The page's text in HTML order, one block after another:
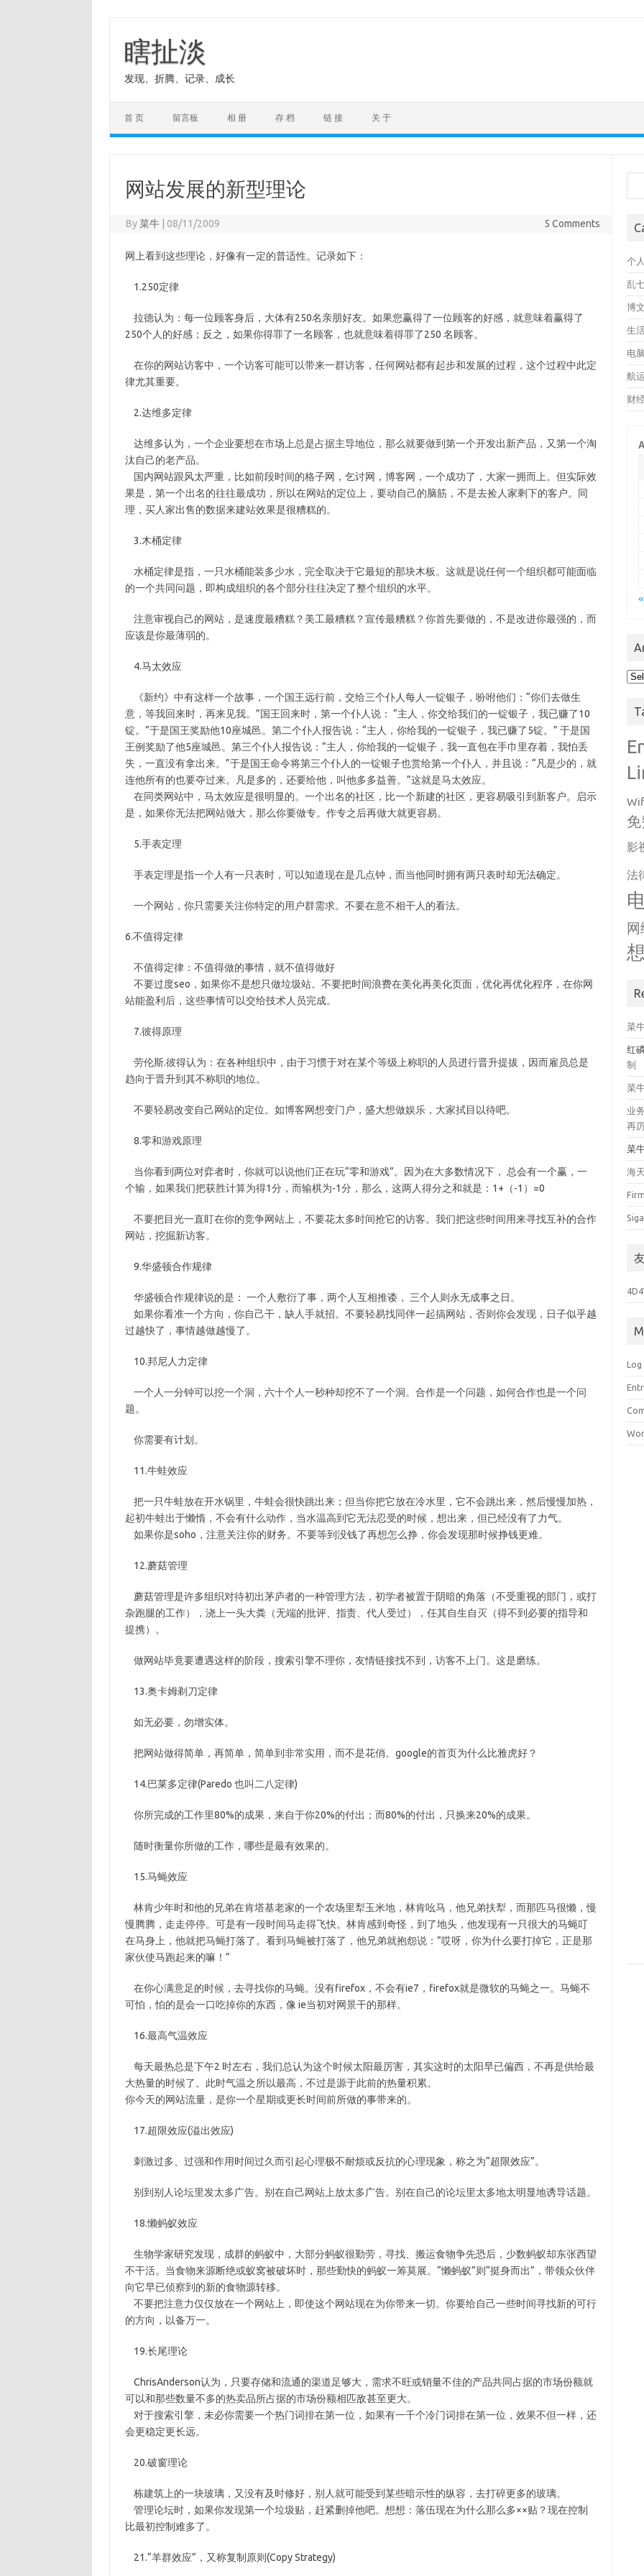
content
瞎扯淡
发现、折腾、记录、成长
首 页 留言板 相 册 存 档 链 接 关 于
网站发展的新型理论
By菜牛 08/11/2009 5 Comments
网上看到这些理论，好像有一定的普适性。记录如下：
1.250定律
拉德认为：每一位顾客身后，大体有250名亲朋好友。如果您赢得了一位顾客的好感，就意味着赢得了
250个人的好感；反之，如果你得罪了一名顾客，也就意味着得罪了250 名顾客。
在你的网站访客中，一个访客可能可以带来一群访客，任何网站都有起步和发展的过程，这个过程中此定
律尤其重要。
2.达维多定律
达维多认为，一个企业要想在市场上总是占据主导地位，那么就要做到第一个开发出新产品，又第一个淘
汰自己的老产品。
国内网站跟风太严重，比如前段时间的格子网，乞讨网，博客网，一个成功了，大家一拥而上。但实际效
果是，第一个出名的往往最成功，所以在网站的定位上，要动自己的脑筋，不是去捡人家剩下的客户。同
理，买人家出售的数据来建站效果是很糟糕的。
3.木桶定律
水桶定律是指，一只水桶能装多少水，完全取决于它最短的那块木板。这就是说任何一个组织都可能面临
的一个共同问题，即构成组织的各个部分往往决定了整个组织的水平。
注意审视自己的网站，是速度最糟糕？美工最糟糕？宣传最糟糕？你首先要做的，不是改进你最强的，而
应该是你最薄弱的。
4.马太效应
《新约》中有这样一个故事，一个国王远行前，交给三个仆人每人一锭银子，吩咐他们：“你们去做生
意，等我回来时，再来见我。”国王回来时，第一个仆人说： “主人，你交给我们的一锭银子，我已赚了10
锭。”于是国王奖励他10座城邑。第二个仆人报告说：“主人，你给我的一锭银子，我已赚了5锭。” 于是国
王例奖励了他5座城邑。第三个仆人报告说：“主人，你给我的一锭银子，我一直包在手巾里存着，我怕丢
失，一直没有拿出来。”于是国王命令将第三个仆人的一锭银子也赏给第一个仆人，并且说：“凡是少的，就
连他所有的也要夺过来。凡是多的，还要给他，叫他多多益善。”这就是马太效应。
在同类网站中，马太效应是很明显的。一个出名的社区，比一个新建的社区，更容易吸引到新客户。启示
是，如果你无法把网站做大，那么你要做专。作专之后再做大就更容易。
5.手表定理
手表定理是指一个人有一只表时，可以知道现在是几点钟，而当他同时拥有两只表时却无法确定。
一个网站，你只需要关注你特定的用户群需求。不要在意不相干人的看法。
6.不值得定律
不值得定律：不值得做的事情，就不值得做好
不要过度seo，如果你不是想只做垃圾站。不要把时间浪费在美化再美化页面，优化再优化程序，在你网
站能盈利后，这些事情可以交给技术人员完成。
7.彼得原理
劳伦斯.彼得认为：在各种组织中，由于习惯于对在某个等级上称职的人员进行晋升提拔，因而雇员总是
趋向于晋升到其不称职的地位。
不要轻易改变自己网站的定位。如博客网想变门户，盛大想做娱乐，大家拭目以待吧。
8.零和游戏原理
当你看到两位对弈者时，你就可以说他们正在玩“零和游戏”。因为在大多数情况下， 总会有一个赢，一
个输，如果我们把获胜计算为得1分，而输棋为-1分，那么，这两人得分之和就是：1+（-1）=0
不要把目光一直盯在你的竞争网站上，不要花太多时间抢它的访客。我们把这些时间用来寻找互补的合作
网站，挖掘新访客。
9.华盛顿合作规律
华盛顿合作规律说的是： 一个人敷衍了事，两个人互相推诿， 三个人则永无成事之日。
如果你看准一个方向，你自己干，缺人手就招。不要轻易找同伴一起搞网站，否则你会发现，日子似乎越
过越快了，事情越做越慢了。
10.邦尼人力定律
一个人一分钟可以挖一个洞，六十个人一秒种却挖不了一个洞。合作是一个问题，如何合作也是一个问
题。
你需要有计划。
11.牛蛙效应
把一只牛蛙放在开水锅里，牛蛙会很快跳出来；但当你把它放在冷水里，它不会跳出来，然后慢慢加热，
起初牛蛙出于懒惰，不会有什么动作，当水温高到它无法忍受的时候，想出来，但已经没有了力气。
如果你是soho，注意关注你的财务。不要等到没钱了再想怎么挣，你会发现那时候挣钱更难。
12.蘑菇管理
蘑菇管理是许多组织对待初出茅庐者的一种管理方法，初学者被置于阴暗的角落（不受重视的部门，或打
杂跑腿的工作），浇上一头大粪（无端的批评、指责、代人受过），任其自生自灭（得不到必要的指导和
提携）。
做网站毕竟要遭遇这样的阶段，搜索引擎不理你，友情链接找不到，访客不上门。这是磨练。
13.奥卡姆剃刀定律
如无必要，勿增实体。
把网站做得简单，再简单，简单到非常实用，而不是花俏。google的首页为什么比雅虎好？
14.巴莱多定律(Paredo 也叫二八定律)
你所完成的工作里80%的成果，来自于你20%的付出；而80%的付出，只换来20%的成果。
随时衡量你所做的工作，哪些是最有效果的。
15.马蝇效应
林肯少年时和他的兄弟在肯塔基老家的一个农场里犁玉米地，林肯吆马，他兄弟扶犁，而那匹马很懒，慢
慢腾腾，走走停停。可是有一段时间马走得飞快。林肯感到奇怪，到了地头，他发现有一只很大的马蝇叮
在马身上，他就把马蝇打落了。看到马蝇被打落了，他兄弟就抱怨说：”哎呀，你为什么要打掉它，正是那
家伙使马跑起来的嘛！”
在你心满意足的时候，去寻找你的马蝇。没有firefox，不会有ie7，firefox就是微软的马蝇之一。马蝇不
可怕，怕的是会一口吃掉你的东西，像 ie当初对网景干的那样。
16.最高气温效应
每天最热总是下午2 时左右，我们总认为这个时候太阳最厉害，其实这时的太阳早已偏西，不再是供给最
大热量的时候了。此时气温之所以最高，不过是源于此前的热量积累。
你今天的网站流量，是你一个星期或更长时间前所做的事带来的。
17.超限效应(溢出效应)
刺激过多、过强和作用时间过久而引起心理极不耐烦或反抗的心理现象，称之为“超限效应”。
别到别人论坛里发太多广告。别在自己网站上放太多广告。别在自己的论坛里太多地太明显地诱导话题。
18.懒蚂蚁效应
生物学家研究发现，成群的蚂蚁中，大部分蚂蚁很勤劳，寻找、搬运食物争先恐后，少数蚂蚁却东张西望
不干活。当食物来源断绝或蚁窝被破坏时，那些勤快的蚂蚁一筹莫展。“懒蚂蚁”则“挺身而出”，带领众伙伴
向它早已侦察到的新的食物源转移。
不要把注意力仅仅放在一个网站上，即使这个网站现在为你带来一切。你要给自己一些时间寻找新的可行
的方向，以备万一。
19.长尾理论
ChrisAnderson认为，只要存储和流通的渠道足够大，需求不旺或销量不佳的产品共同占据的市场份额就
可以和那些数量不多的热卖品所占据的市场份额相匹敌甚至更大。
对于搜索引擎，未必你需要一个热门词排在第一位，如果有一千个冷门词排在第一位，效果不但一样，还
会更稳定更长远。
20.破窗理论
栋建筑上的一块玻璃，又没有及时修好，别人就可能受到某些暗示性的纵容，去打碎更多的玻璃。
管理论坛时，如果你发现第一个垃圾贴，赶紧删掉他吧。想想：落伍现在为什么那么多××贴？现在控制
比最初控制难多了。
21.“羊群效应”，又称复制原则(Copy Strategy)
个
乱
博
生
电
航
财
影
法
菜
红
制
菜
业
再
菜
海
Log